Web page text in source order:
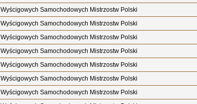
Wyścigowych Samochodowych Mistrzostw Polski
Wyścigowych Samochodowych Mistrzostw Polski
Wyścigowych Samochodowych Mistrzostw Polski
Wyścigowych Samochodowych Mistrzostw Polski
Wyścigowych Samochodowych Mistrzostw Polski
Wyścigowych Samochodowych Mistrzostw Polski
Wyścigowych Samochodowych Mistrzostw Polski